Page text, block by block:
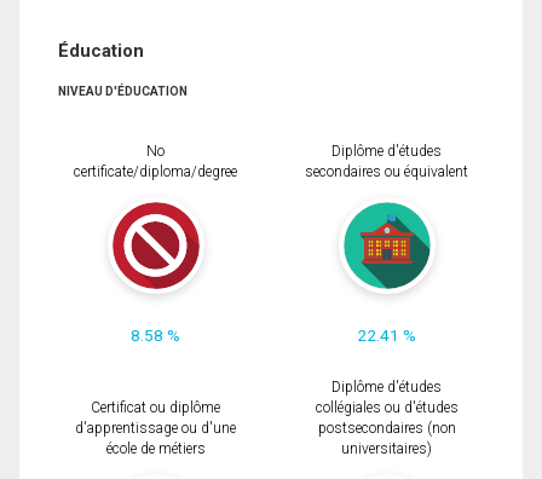
Éducation
NIVEAU D'ÉDUCATION
No
certificate/diploma/degree
8.58 %
Diplôme d'études
secondaires ou équivalent
22.41 %
Certificat ou diplôme
d'apprentissage ou d'une
école de métiers
Diplôme d'études
collégiales ou d'études
postsecondaires (non
universitaires)